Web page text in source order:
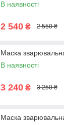
В наявності
2 540 ₴ 2 550 ₴
Маска
В наявності
3 240 ₴ 3 250 ₴
Маска